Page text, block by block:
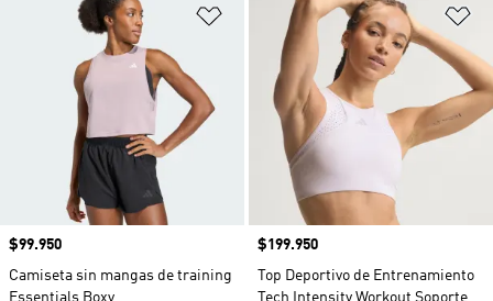
Añadir a la lista de deseos
Precio
$99.950
Camiseta sin mangas de training
Essentials Boxy
Precio
$199.950
Top Deportivo de Entrenamiento
Tech Intensity Workout Soporte